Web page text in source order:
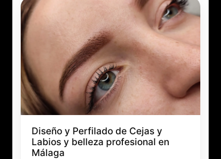
Diseño y Perfilado de Cejas y
Labios y belleza profesional en
Málaga